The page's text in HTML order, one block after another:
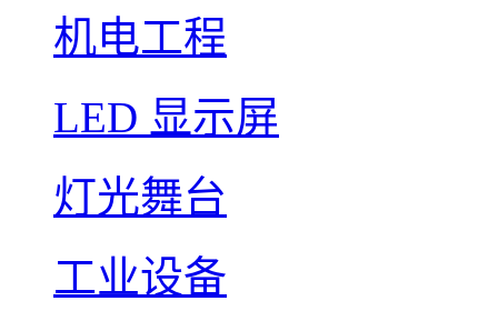
机电工程
LED 显示屏
灯光舞台
工业设备